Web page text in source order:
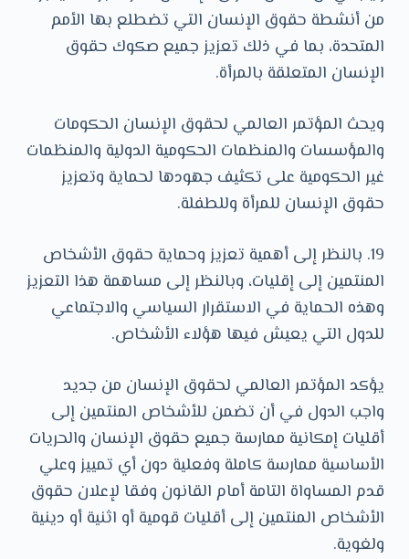
من أنشطة حقوق الإنسان التي تضطلع بها الأمم
المتحدة، بما في ذلك تعزيز جميع صكوك حقوق
الإنسان المتعلقة بالمرأة.
ويحث المؤتمر العالمي لحقوق الإنسان الحكومات
والمؤسسات والمنظمات الحكومية الدولية والمنظمات
غير الحكومية على تكثيف جهودها لحماية وتعزيز
حقوق الإنسان للمرأة وللطفلة.
19. بالنظر إلى أهمية تعزيز وحماية حقوق الأشخاص
المنتمين إلى إقليات، وبالنظر إلى مساهمة هذا التعزيز
وهذه الحماية في الاستقرار السياسي والاجتماعي
للدول التي يعيش فيها هؤلاء الأشخاص.
يؤكد المؤتمر العالمي لحقوق الإنسان من جديد
واجب الدول في أن تضمن للأشخاص المنتمين إلى
أقليات إمكانية ممارسة جميع حقوق الإنسان والحريات
الأساسية ممارسة كاملة وفعلية دون أي تمييز وعلي
قدم المساواة التامة أمام القانون وفقا لإعلان حقوق
الأشخاص المنتمين إلى أقليات قومية أو اثنية أو دينية
ولغوية.